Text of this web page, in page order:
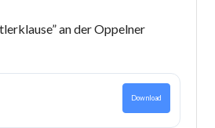
an der Oppelner
Download